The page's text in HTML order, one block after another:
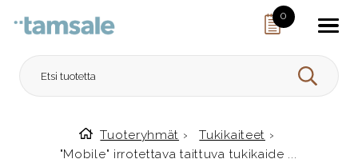
0
HAE
Etusivulle
Tuoteryhmät › Tukikaiteet ›
"Mobile" irrotettava taittuva tukikaide ...